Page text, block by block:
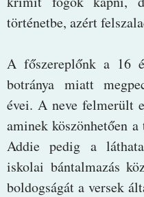
történetbe, azért
A főszereplőnk a 16
botránya miatt
évei. A neve felmerült
aminek köszönhetően
Addie pedig a
iskolai bántalmazás
boldogságát a versek